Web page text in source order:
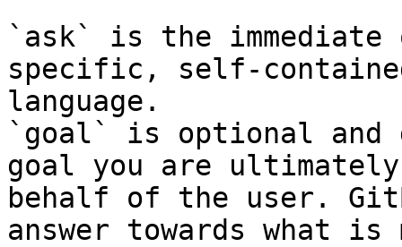
`ask` is the
specific, self-
language.
`goal` is optional and
goal you are
behalf of the user.
answer towards what